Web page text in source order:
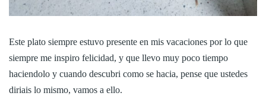
Este plato siempre estuvo presente en mis vacaciones por lo que
siempre me inspiro felicidad, y que llevo muy poco tiempo
haciendolo y cuando descubri como se hacia, pense que ustedes
diriais lo mismo, vamos a ello.